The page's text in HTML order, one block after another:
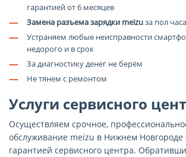
гарантией от 6 месяцев
— Замена разъема зарядки meizuза пол часа
—
Устраняем любые неисправности
недорого и в срок
— За диагностику денег не берём
— Не тянем с ремонтом
Услуги сервисного
Осуществляем срочное,
обслуживание meizu в Нижнем Новгороде
гарантией сервисного центра.